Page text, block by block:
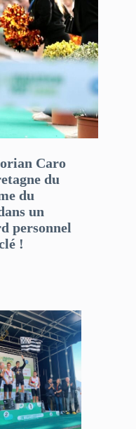
Caro
du
du
un
personnel
!